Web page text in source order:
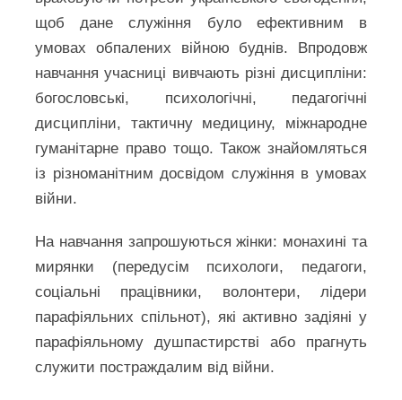
щоб дане служіння було ефективним в
умовах обпалених війною буднів. Впродовж
навчання учасниці вивчають різні дисципліни:
богословські, психологічні, педагогічні
дисципліни, тактичну медицину, міжнародне
гуманітарне право тощо. Також знайомляться
із різноманітним досвідом служіння в умовах
війни.
На навчання запрошуються жінки: монахині та
мирянки (передусім психологи, педагоги,
соціальні працівники, волонтери, лідери
парафіяльних спільнот), які активно задіяні у
парафіяльному душпастирстві або прагнуть
служити постраждалим від війни.